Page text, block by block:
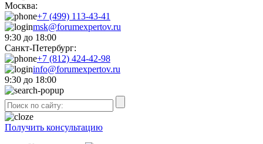
Москва:
+7 (499) 113-43-41
msk@forumexpertov.ru
9:30 до 18:00
Санкт-Петербург:
+7 (812) 424-42-98
info@forumexpertov.ru
9:30 до 18:00
Получить консультацию